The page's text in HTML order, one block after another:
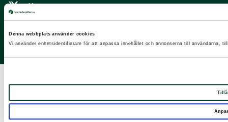
Denna webbplats använder cookies
Vi använder enhetsidentifierare för att anpassa innehållet och annonserna till användarna,
X
Facebook
LinkedIn
Instagram